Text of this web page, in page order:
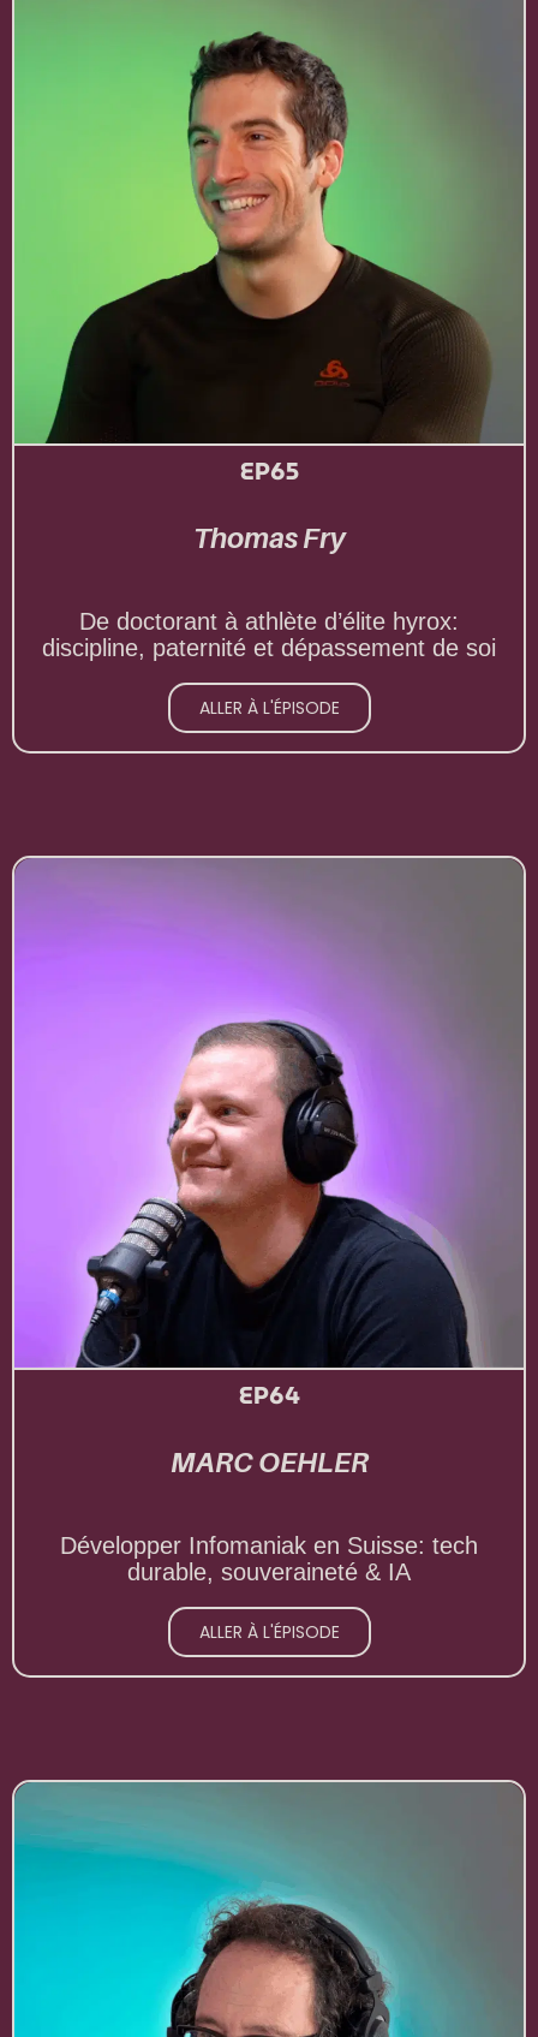
EP65
Thomas Fry
De doctorant à athlète d’élite hyrox:
discipline, paternité et dépassement de soi
ALLER À L'ÉPISODE
EP64
MARC OEHLER
Développer Infomaniak en Suisse: tech
durable, souveraineté & IA
ALLER À L'ÉPISODE